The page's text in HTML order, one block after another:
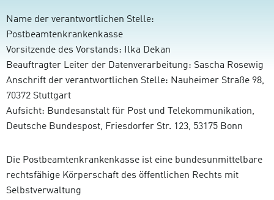
Name der verantwortlichen Stelle:
Postbeamtenkrankenkasse
Vorsitzende des Vorstands: Ilka Dekan
Beauftragter Leiter der Datenverarbeitung: Sascha Rosewig
Anschrift der verantwortlichen Stelle: Nauheimer Straße 98,
70372 Stuttgart
Aufsicht: Bundesanstalt für Post und Telekommunikation,
Deutsche Bundespost, Friesdorfer Str. 123, 53175 Bonn
Die Postbeamtenkrankenkasse ist eine bundesunmittelbare
rechtsfähige Körperschaft des öffentlichen Rechts mit
Selbstverwaltung